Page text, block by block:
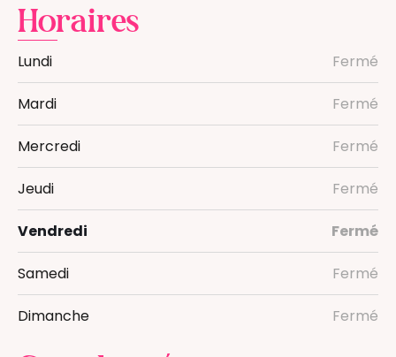
Horaires
Lundi Fermé
Mardi Fermé
Mercredi Fermé
Jeudi Fermé
Vendredi Fermé
Samedi Fermé
Dimanche Fermé